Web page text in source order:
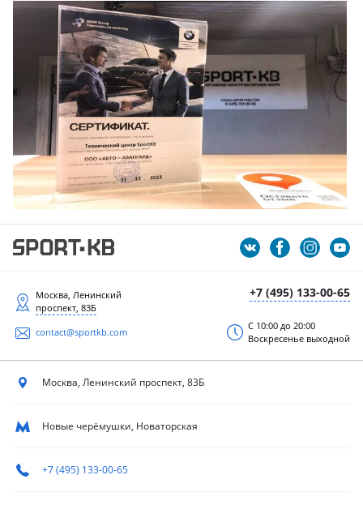
+7 (495) 133-00-65
Москва, Ленинский
проспект, 83Б
contact@sportkb.com
С 10:00 до 20:00
Воскресенье выходной
Москва, Ленинский проспект, 83Б
Новые черёмушки, Новаторская
+7 (495) 133-00-65